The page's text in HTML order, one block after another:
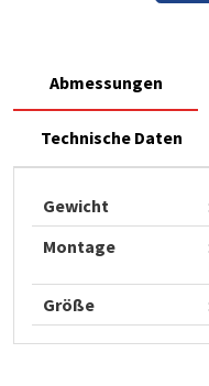
Abmessungen
Technische Daten
Gewicht
Montage
Größe